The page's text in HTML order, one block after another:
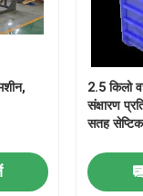
मशीन
पेलेटिटिंग मशीन
2.5 किलो
संक्षारण
सतह